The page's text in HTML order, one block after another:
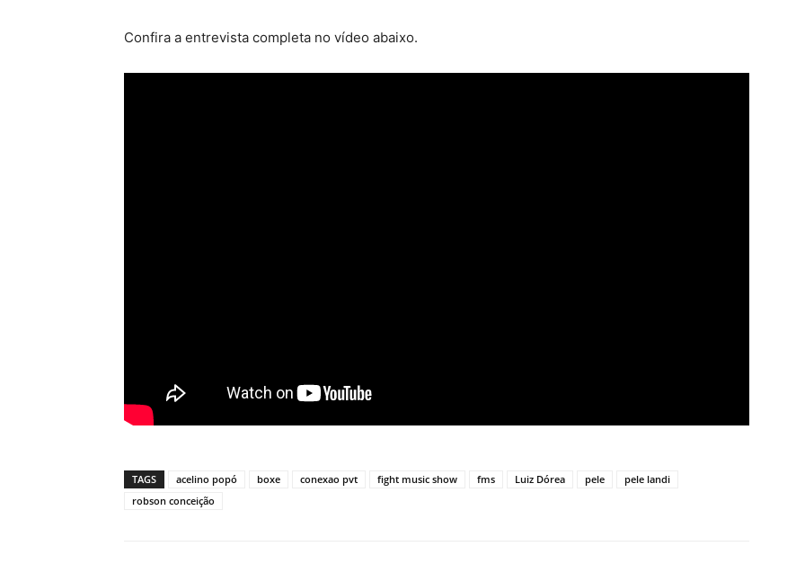
Confira a entrevista completa no vídeo abaixo.
TAGS acelino popó boxe conexao pvt fight music show fms Luiz Dórea pele
pele landi
robson conceição